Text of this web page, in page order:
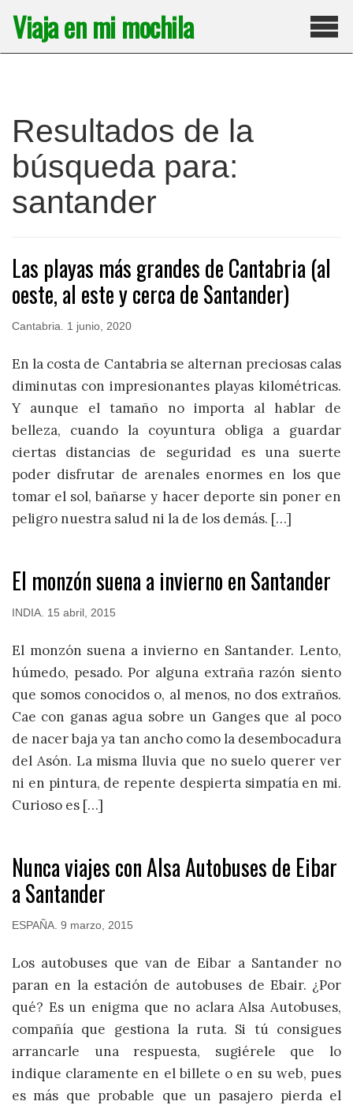
contenido
Viaja en mi mochila
Resultados de la
búsqueda para:
santander
Las playas más grandes de Cantabria (al
oeste, al este y cerca de Santander)
Cantabria 1 junio, 2020
En la costa de Cantabria se alternan preciosas calas
diminutas con impresionantes playas kilométricas.
Y aunque el tamaño no importa al hablar de
belleza, cuando la coyuntura obliga a guardar
ciertas distancias de seguridad es una suerte
poder disfrutar de arenales enormes en los que
tomar el sol, bañarse y hacer deporte sin poner en
peligro nuestra salud ni la de los demás. […]
El monzón suena a invierno en Santander
INDIA 15 abril, 2015
El monzón suena a invierno en Santander. Lento,
húmedo, pesado. Por alguna extraña razón siento
que somos conocidos o, al menos, no dos extraños.
Cae con ganas agua sobre un Ganges que al poco
de nacer baja ya tan ancho como la desembocadura
del Asón. La misma lluvia que no suelo querer ver
ni en pintura, de repente despierta simpatía en mi.
Curioso es […]
Nunca viajes con Alsa Autobuses de Eibar
a Santander
ESPAÑA 9 marzo, 2015
Los autobuses que van de Eibar a Santander no
paran en la estación de autobuses de Ebair. ¿Por
qué? Es un enigma que no aclara Alsa Autobuses,
compañía que gestiona la ruta. Si tú consigues
arrancarle una respuesta, sugiérele que lo
indique claramente en el billete o en su web, pues
es más que probable que un pasajero pierda el